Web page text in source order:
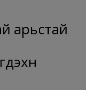
арьстай